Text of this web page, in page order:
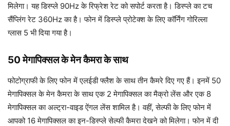
मिलेगा। यह डिस्प्ले 90Hz के रिफ्रेश रेट को सपोर्ट करता है। डिस्प्ले का टच
सैंप्लिंग रेट 360Hz का है। फोन में डिस्प्ले प्रोटेक्श के लिए कॉर्निंग गोरिल्ला
ग्लास 5 भी दिया गया है।
50 मेगापिक्सल के मेन कैमरा के साथ
फोटोग्राफी के लिए फोन में एलईडी फ्लैश के साथ तीन कैमरे दिए गए हैं। इनमें 50
मेगापिक्सल के मेन कैमरा के साथ एक 2 मेगापिक्सल का मैक्रो लेंस और एक 8
मेगापिक्सल का अल्ट्रा-वाइड ऐंगल लेंस शामिल है। वहीं, सेल्फी के लिए फोन में
आपको 16 मेगापिक्सल का इन-डिस्प्ले सेल्फी कैमरा देखने को मिलेगा। फोन में दी